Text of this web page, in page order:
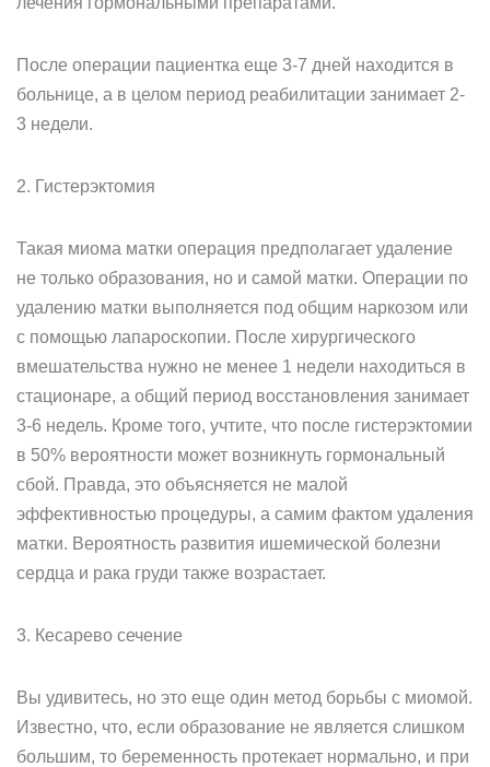
После операции пациентка еще 3-7 дней находится в
больнице, а в целом период реабилитации занимает 2-
3 недели.
2. Гистерэктомия
Такая миома матки операция предполагает удаление
не только образования, но и самой матки. Операции по
удалению матки выполняется под общим наркозом или
с помощью лапароскопии. После хирургического
вмешательства нужно не менее 1 недели находиться в
стационаре, а общий период восстановления занимает
3-6 недель. Кроме того, учтите, что после гистерэктомии
в 50% вероятности может возникнуть гормональный
сбой. Правда, это объясняется не малой
эффективностью процедуры, а самим фактом удаления
матки. Вероятность развития ишемической болезни
сердца и рака груди также возрастает.
3. Кесарево сечение
Вы удивитесь, но это еще один метод борьбы с миомой.
Известно, что, если образование не является слишком
большим, то беременность протекает нормально, и при